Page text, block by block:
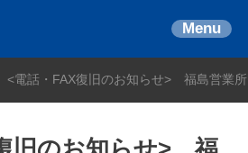
Menu
<電話・FAX復旧のお知らせ> 福島営業所